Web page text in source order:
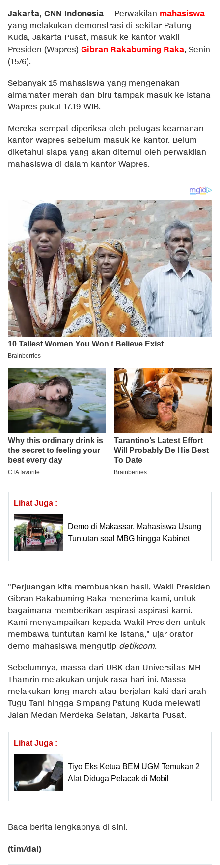
Jakarta, CNN Indonesia -- Perwakilan mahasiswa
yang melakukan demonstrasi di sekitar Patung
Kuda, Jakarta Pusat, masuk ke kantor Wakil
Presiden (Wapres) Gibran Rakabuming Raka, Senin
(15/6).
Sebanyak 15 mahasiswa yang mengenakan
almamater merah dan biru tampak masuk ke Istana
Wapres pukul 17.19 WIB.
Mereka sempat diperiksa oleh petugas keamanan
kantor Wapres sebelum masuk ke kantor. Belum
diketahui siapa yang akan ditemui oleh perwakilan
mahasiswa di dalam kantor Wapres.
Lihat Juga :
Demo di Makassar, Mahasiswa Usung
Tuntutan soal MBG hingga Kabinet
"Perjuangan kita membuahkan hasil, Wakil Presiden
Gibran Rakabuming Raka menerima kami, untuk
bagaimana memberikan aspirasi-aspirasi kami.
Kami menyampaikan kepada Wakil Presiden untuk
membawa tuntutan kami ke Istana," ujar orator
demo mahasiswa mengutip detikcom.
Sebelumnya, massa dari UBK dan Universitas MH
Thamrin melakukan unjuk rasa hari ini. Massa
melakukan long march atau berjalan kaki dari arah
Tugu Tani hingga Simpang Patung Kuda melewati
Jalan Medan Merdeka Selatan, Jakarta Pusat.
Lihat Juga :
Tiyo Eks Ketua BEM UGM Temukan 2
Alat Diduga Pelacak di Mobil
Baca berita lengkapnya di sini.
(tim/dal)